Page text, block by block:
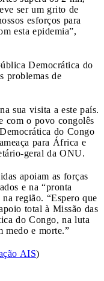
ser um grito de
esforços para
esta epidemia”,
Democrática do
problemas de
sua visita a este país.
com o povo congolês
do Congo
para África e
geral da ONU.
apoiam as forças
e na “pronta
na região. “Espero que
total à Missão das
do Congo, na luta
medo e morte.”
AIS)